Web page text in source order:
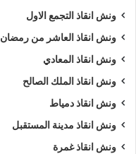
ونش انقاذ التجمع الاول
ونش انقاذ العاشر من رمضان
ونش انقاذ المعادي
ونش انقاذ الملك الصالح
ونش انقاذ دمياط
ونش انقاذ مدينة المستقبل
ونش انقاذ غمرة